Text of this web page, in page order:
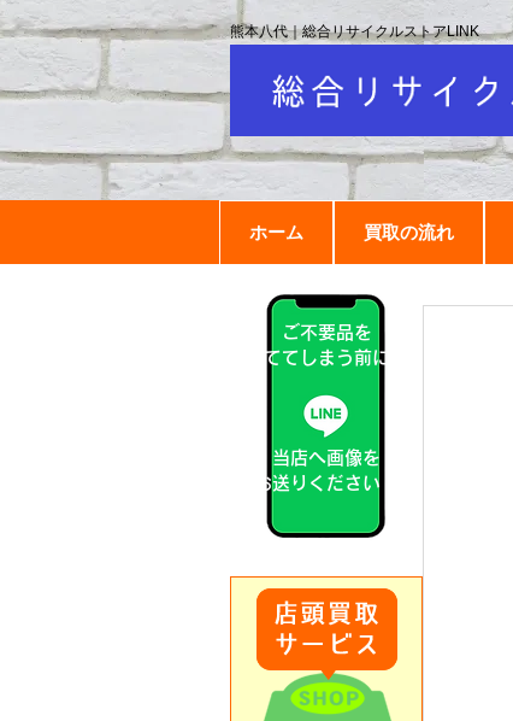
ホーム 買取の流れ
熊本八代｜総合リサイクルストアLINK
ご不要品を
捨ててしまう前に！
当店へ画像を
お送りください！